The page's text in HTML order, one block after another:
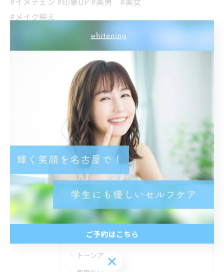
#メイク映え
一覧に戻る
関連タグ
#名古屋
カテゴリー Categories
全てのカテゴリー
トーンアップ
ご予約はこちら
ご予約はこちら